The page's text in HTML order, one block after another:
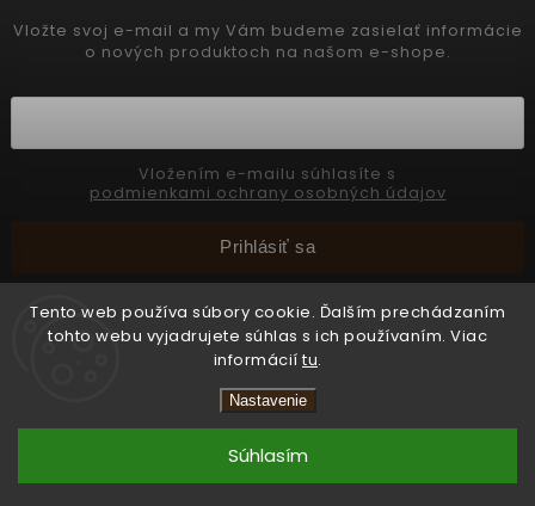
Tento web používa súbory cookie. Ďalším prechádzaním
tohto webu vyjadrujete súhlas s ich používaním. Viac
informácií tu.
Nastavenie
Súhlasím
Objednávky prijímame bez obmedzení, všetky
zásielky budú odoslané od 10. 8. 2026. Ďakujeme
za pochopenie.
Vložte svoj e-mail a my Vám budeme zasielať informácie
o nových produktoch na našom e-shope.
podmienkami ochrany osobných údajov
Prihlásiť sa
Copyright 2026INTERMEDIC SK. Všetky práva vyhradené.
VytvořilShoptet